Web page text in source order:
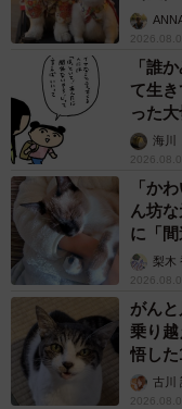
「誰
て生
った大
海川
「か
ん坊
に「
梨木
がん
乗り
悟し
古川